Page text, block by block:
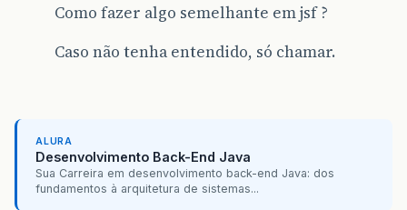
Como fazer algo semelhante em jsf ?
Caso não tenha entendido, só chamar.
ALURA
Desenvolvimento Back-End Java
Sua Carreira em desenvolvimento back-end Java: dos
fundamentos à arquitetura de sistemas...